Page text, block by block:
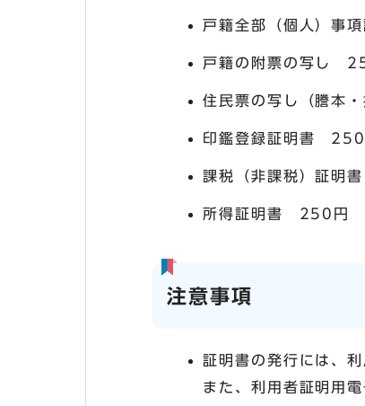
戸籍全部（個人）事
戸籍の附票の写し
住民票の写し（謄本
印鑑登録証明書 250
課税（非課税）証明
所得証明書 250円
注意事項
証明書の発行には、
また、利用者証明用